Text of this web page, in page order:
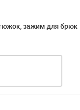
зажим для брюк